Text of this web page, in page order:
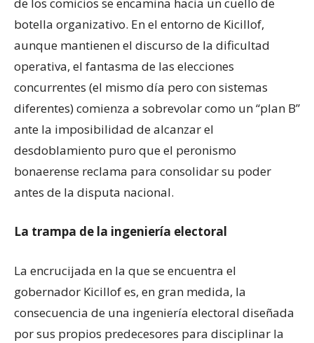
botella organizativo. En el entorno de Kicillof,
aunque mantienen el discurso de la dificultad
operativa, el fantasma de las elecciones
concurrentes (el mismo día pero con sistemas
diferentes) comienza a sobrevolar como un “plan B”
ante la imposibilidad de alcanzar el
desdoblamiento puro que el peronismo
bonaerense reclama para consolidar su poder
antes de la disputa nacional.
La trampa de la ingeniería electoral
La encrucijada en la que se encuentra el
gobernador Kicillof es, en gran medida, la
consecuencia de una ingeniería electoral diseñada
por sus propios predecesores para disciplinar la